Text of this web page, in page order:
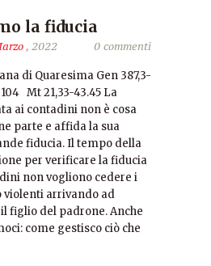
la fiducia
, 2022 0 commenti
di Quaresima Gen 387,3-
Mt 21,33-43.45 La
ai contadini non è cosa
parte e affida la sua
fiducia. Il tempo della
per verificare la fiducia
non vogliono cedere i
arrivando ad
figlio del padrone. Anche
come gestisco ciò che